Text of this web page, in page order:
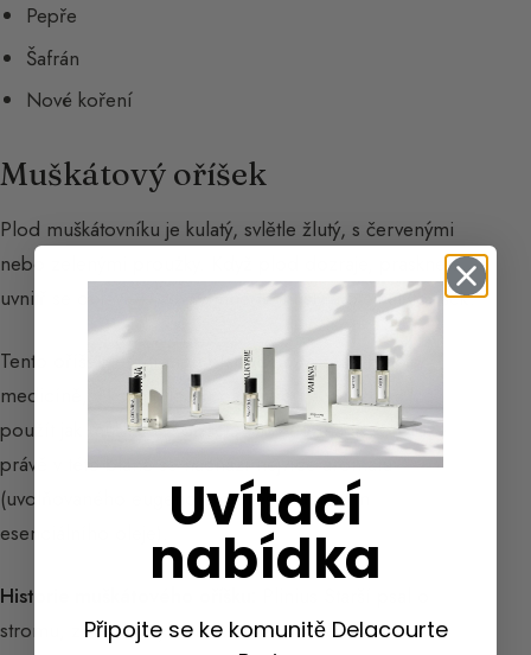
Pepře
Šafrán
Nové koření
Muškátový oříšek
Plod muškátovníku je kulatý, svlětle žlutý, s červenými
nebo zelenými prouz̍ky. Když plod dozraje, praskne a
uvnitř se objeví vejcovitý, hnědý, hustý a olejnatý oříšek.
Tento oříšek je chráněn blanou nazývanou macis
medicíně, v kosmetice, v parfumérii i v kuchyni lze
použít jak muškátový oříšek, tak jeho macis, protože
právě v této blaně se nachází nejvíce aromatu
(uvolňovaného eugenolem prostřednictvím
esenciálního oleje).
Historie muškátového oříšku:
stromu, z něhož bylo možné získat dvě koření –
Uvítací
nabídka
Připojte se ke komunitě Delacourte